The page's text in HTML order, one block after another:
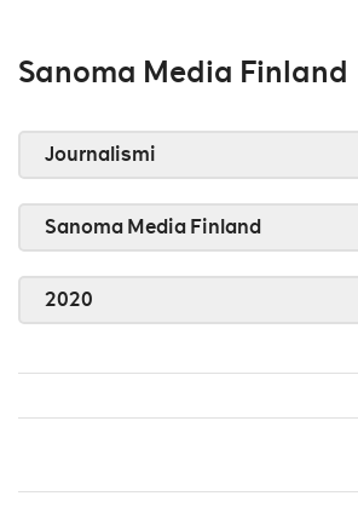
Sanoma Media Finland
Journalismi
Sanoma Media Finland
2020